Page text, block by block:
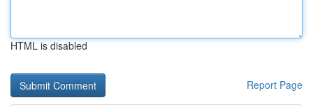
HTML is disabled
Report Page